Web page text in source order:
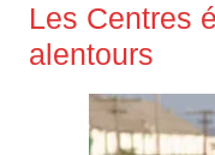
Les Centres
alentours